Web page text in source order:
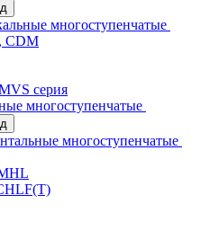
многоступенчатые
CDM
серия
многоступенчатые
многоступенчатые